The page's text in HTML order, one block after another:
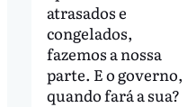
atrasados e
congelados,
fazemos a nossa
parte. E o governo,
quando fará a sua?